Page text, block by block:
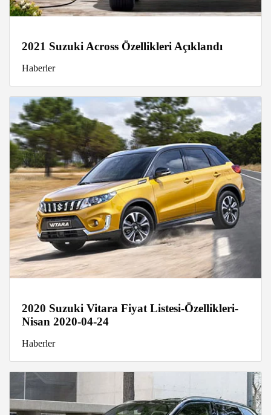
2021 Suzuki Across Özellikleri Açıklandı
Haberler
2020 Suzuki Vitara Fiyat Listesi-Özellikleri-
Nisan 2020-04-24
Haberler